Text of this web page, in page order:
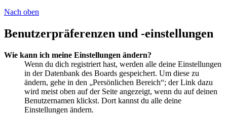
Nach oben
Benutzerpräferenzen und -einstellungen
Wie kann ich meine Einstellungen ändern?
Wenn du dich registriert hast, werden alle deine Einstellungen
in der Datenbank des Boards gespeichert. Um diese zu
ändern, gehe in den „Persönlichen Bereich“; der Link dazu
wird meist oben auf der Seite angezeigt, wenn du auf deinen
Benutzernamen klickst. Dort kannst du alle deine
Einstellungen ändern.